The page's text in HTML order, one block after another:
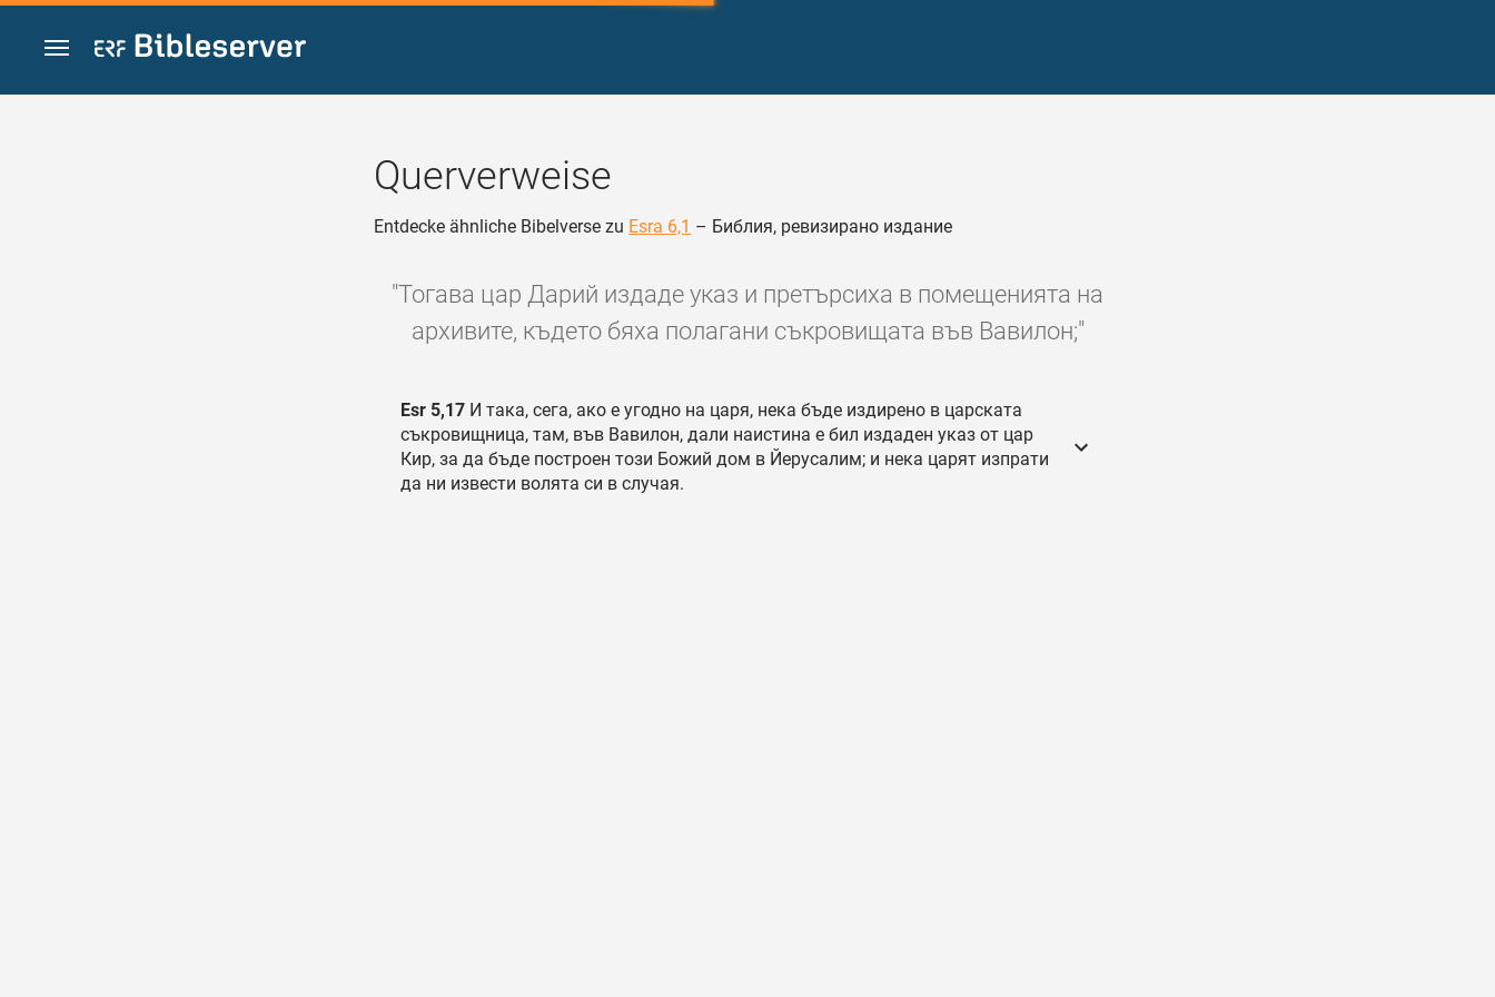
Zum Inhalt springen
Querverweise
Entdecke ähnliche Bibelverse zu Esra 6,1 – Библия, ревизирано издание
"Тогава цар Дарий издаде указ и претърсиха в помещенията на
архивите, където бяха полагани съкровищата във Вавилон;"
Esr 5,17 И така, сега, ако е угодно на царя, нека бъде издирено в царската
съкровищница, там, във Вавилон, дали наистина е бил издаден указ от цар
Кир, за да бъде построен този Божий дом в Йерусалим; и нека царят изпрати
да ни извести волята си в случая.